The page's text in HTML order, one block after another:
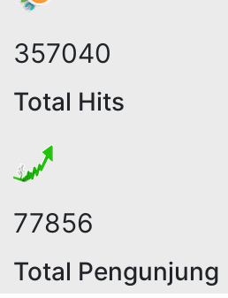
438121
Total Hits
95227
Total Pengunjung